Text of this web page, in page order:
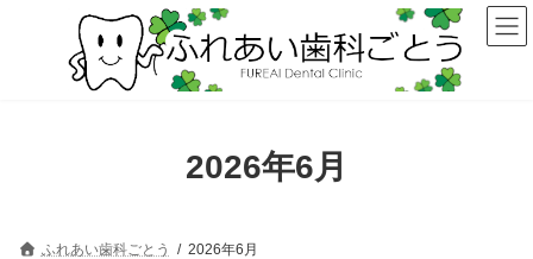
2026年6月
ふれあい歯科ごとう 2026年6月